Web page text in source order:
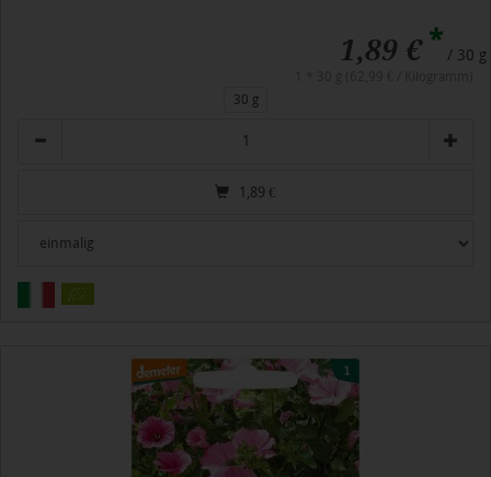
1,89 €* / 30 g
30 g
1,89 €